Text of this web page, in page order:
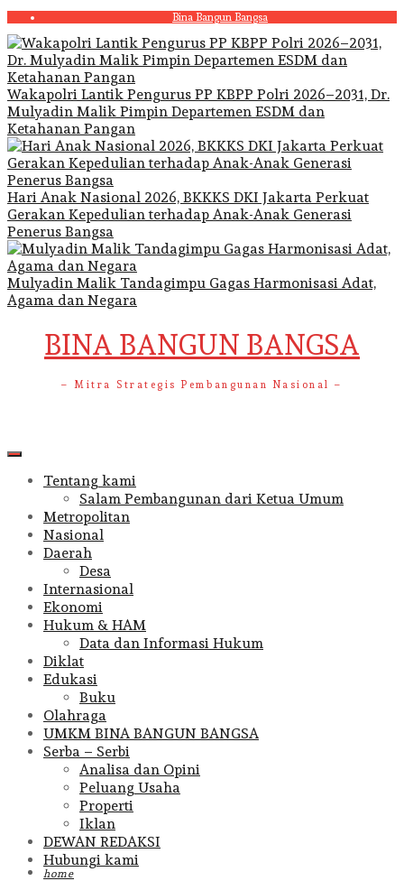
Skip
to
content
Bina Bangun Bangsa
Wakapolri Lantik Pengurus PP KBPP Polri 2026–2031, Dr.
Mulyadin Malik Pimpin Departemen ESDM dan
Ketahanan Pangan
Hari Anak Nasional 2026, BKKKS DKI Jakarta Perkuat
Gerakan Kepedulian terhadap Anak-Anak Generasi
Penerus Bangsa
Mulyadin Malik Tandagimpu Gagas Harmonisasi Adat,
Agama dan Negara
BINA BANGUN BANGSA
– Mitra Strategis Pembangunan Nasional –
Primary
Tentang kami
Salam Pembangunan dari Ketua Umum
Metropolitan
Nasional
Daerah
Desa
Internasional
Ekonomi
Hukum & HAM
Data dan Informasi Hukum
Diklat
Edukasi
Buku
Olahraga
UMKM BINA BANGUN BANGSA
Serba – Serbi
Analisa dan Opini
Peluang Usaha
Properti
Iklan
DEWAN REDAKSI
Hubungi kami
home